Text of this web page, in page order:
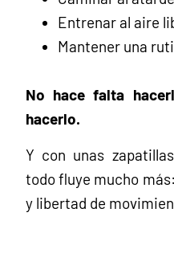
Entrenar al aire
Mantener una
No hace falta
hacerlo.
Y con unas
todo fluye mucho
y libertad de